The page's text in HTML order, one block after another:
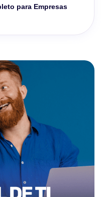
para Empresas